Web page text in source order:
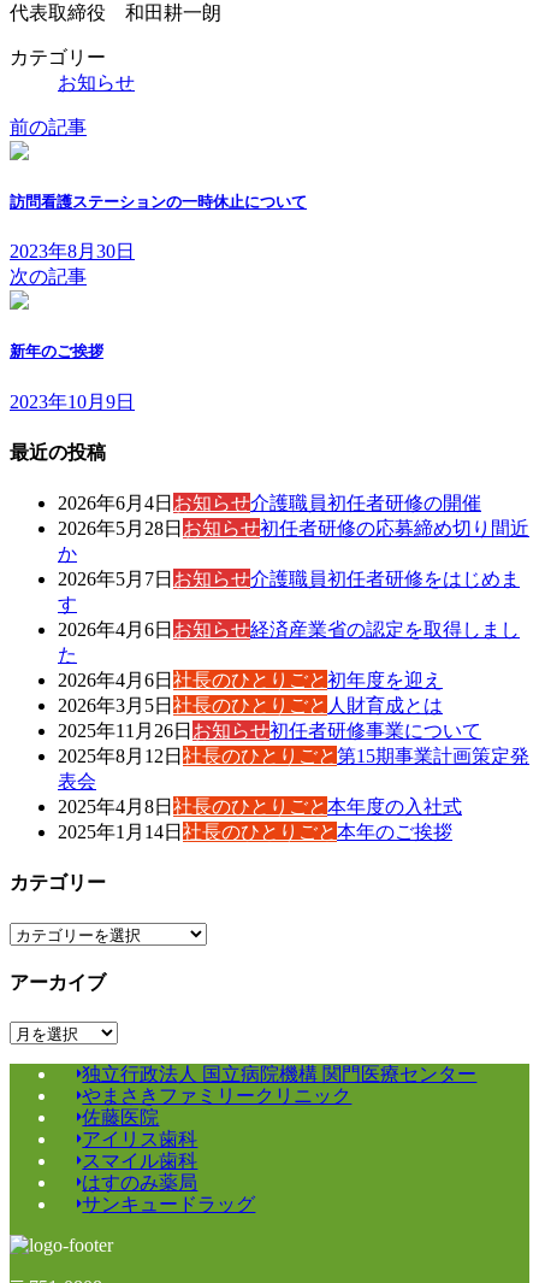
代表取締役 和田耕一朗
カテゴリー
お知らせ
前の記事
訪問看護ステーションの一時休止について
2023年8月30日
次の記事
新年のご挨拶
2023年10月9日
最近の投稿
2026年6月4日 お知らせ介護職員初任者研修の開催
2026年5月28日 お知らせ初任者研修の応募締め切り間近
か
2026年5月7日 お知らせ介護職員初任者研修をはじめま
す
2026年4月6日 お知らせ経済産業省の認定を取得しまし
た
2026年4月6日 社長のひとりごと初年度を迎え
2026年3月5日 社長のひとりごと 人財育成とは
2025年11月26日 お知らせ初任者研修事業について
2025年8月12日 社長のひとりごと第15期事業計画策定発
表会
2025年4月8日 社長のひとりごと本年度の入社式
2025年1月14日 社長のひとりごと本年のご挨拶
カテゴリー
カ
ゴ
ー
アーカイブ
ア
独立行政法人 国立病院機構 関門医療センター
やまさきファミリークリニック
佐藤医院
アイリス歯科
スマイル歯科
はすのみ薬局
サンキュードラッグ